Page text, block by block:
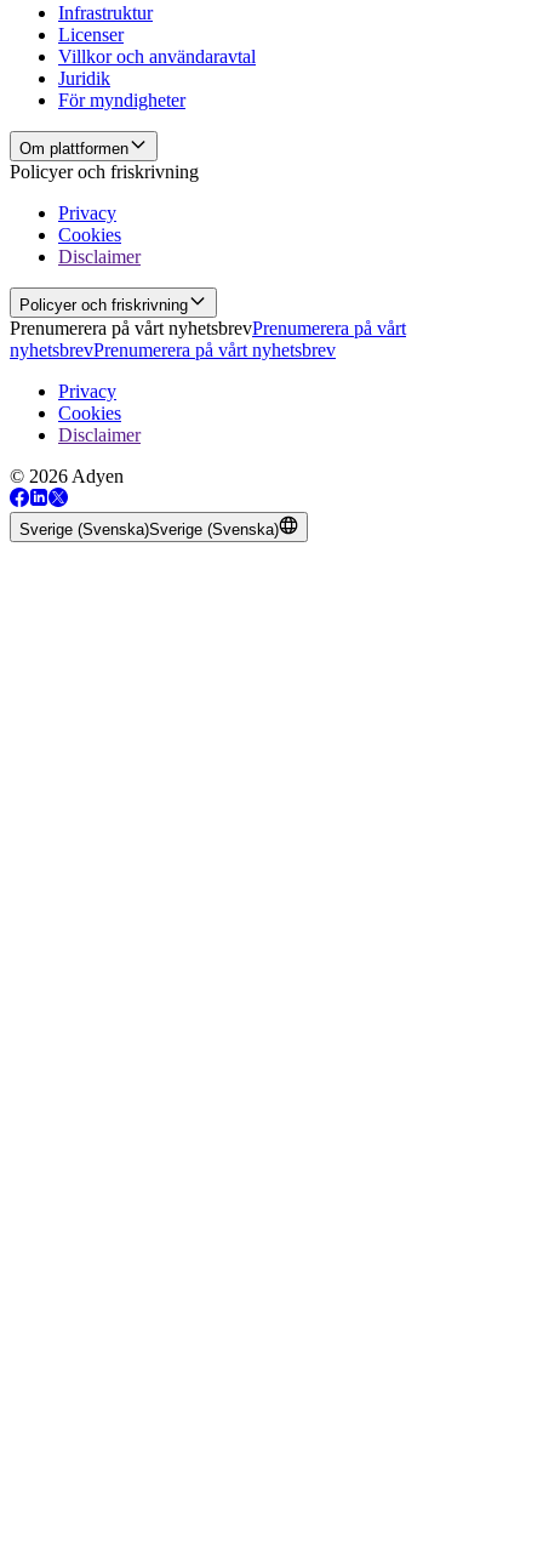
Infrastruktur
Licenser
Villkor och användaravtal
Juridik
För myndigheter
Om plattformen
Policyer och friskrivning
Privacy
Cookies
Disclaimer
Policyer och friskrivning
Prenumerera på vårt nyhetsbrevPrenumerera på vårt
nyhetsbrevPrenumerera på vårt nyhetsbrev
Privacy
Cookies
Disclaimer
© 2026 Adyen
Sverige (Svenska)Sverige (Svenska)